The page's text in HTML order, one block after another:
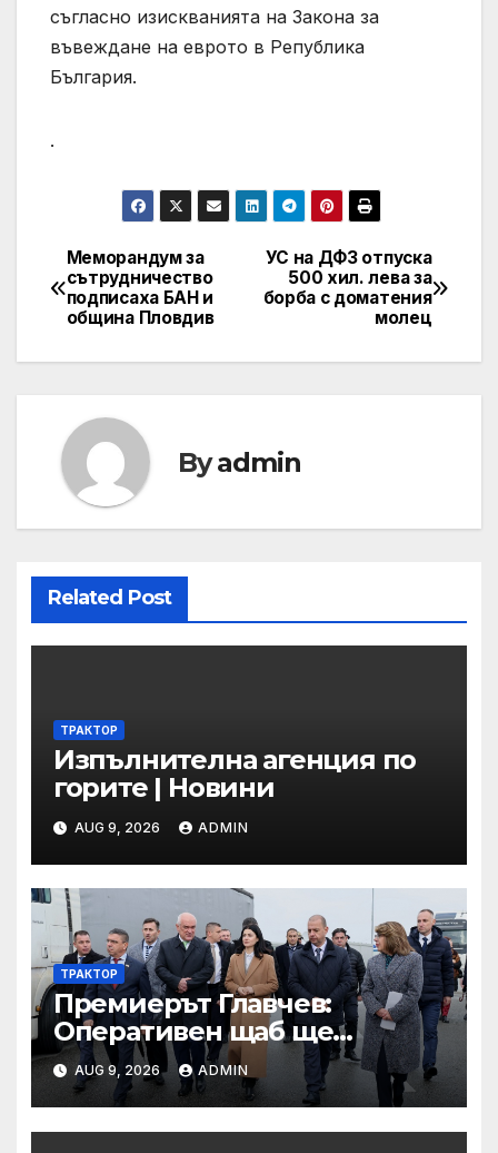
съгласно изискванията на Закона за
въвеждане на еврото в Република
България.
.
Post
navigation
УС на ДФЗ отпуска
500 хил. лева за
борба с доматения
молец
Меморандум за
сътрудничество
подписаха БАН и
община Пловдив
Byadmin
Related Post
ТРАКТОР
Изпълнителна агенция по
горите | Новини
AUG 9, 2026 ADMIN
ТРАКТОР
Премиерът Главчев:
Оперативен щаб ще
реорганизира структурите
по границата, за да сме
готови за Шенген
AUG 9, 2026 ADMIN